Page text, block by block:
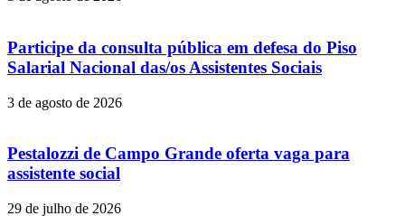
Participe da consulta pública em defesa do Piso
Salarial Nacional das/os Assistentes Sociais
3 de agosto de 2026
Pestalozzi de Campo Grande oferta vaga para
assistente social
29 de julho de 2026